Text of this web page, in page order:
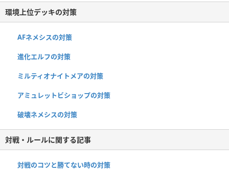
環境上位デッキの対策
AFネメシスの対策
進化エルフの対策
ミルティオナイトメアの対策
アミュレットビショップの対策
破壊ネメシスの対策
対戦・ルールに関する記事
対戦のコツと勝てない時の対策